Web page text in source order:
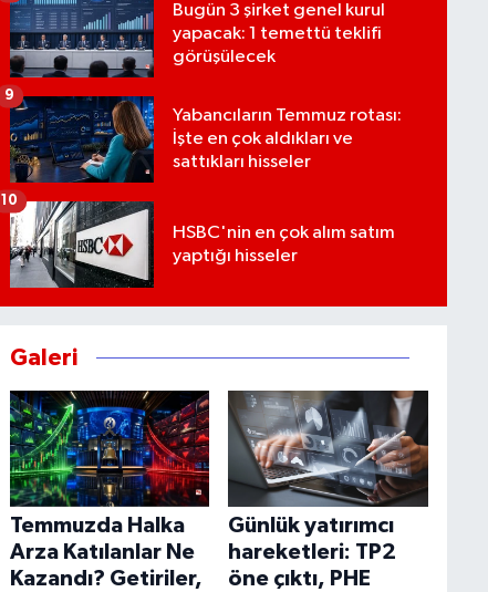
Bugün 3 şirket genel kurul
yapacak: 1 temettü teklifi
görüşülecek
Yabancıların Temmuz rotası:
İşte en çok aldıkları ve
sattıkları hisseler
9
HSBC'nin en çok alım satım
yaptığı hisseler
10
Galeri
Temmuzda Halka
Arza Katılanlar Ne
Kazandı? Getiriler,
Günlük yatırımcı
hareketleri: TP2
öne çıktı, PHE